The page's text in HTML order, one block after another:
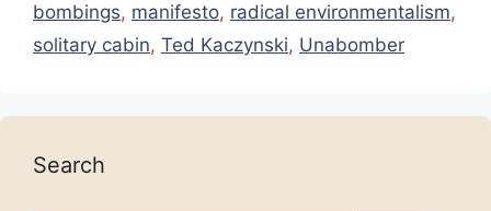
bombings, manifesto, radical environmentalism,
solitary cabin, Ted Kaczynski, Unabomber
Search